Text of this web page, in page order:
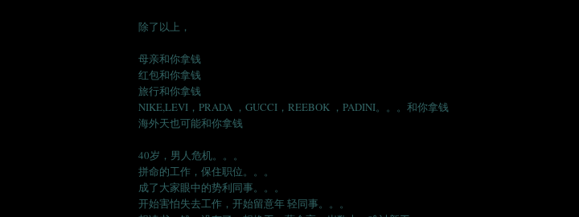
除了以上，
母亲和你拿钱
红包和你拿钱
旅行和你拿钱
NIKE,LEVI，PRADA ，GUCCI，REEBOK ，PADINI。。。和你拿钱
海外天也可能和你拿钱
40岁，男人危机。。。
拼命的工作，保住职位。。。
成了大家眼中的势利同事。。。
开始害怕失去工作，开始留意年 轻同事。。。